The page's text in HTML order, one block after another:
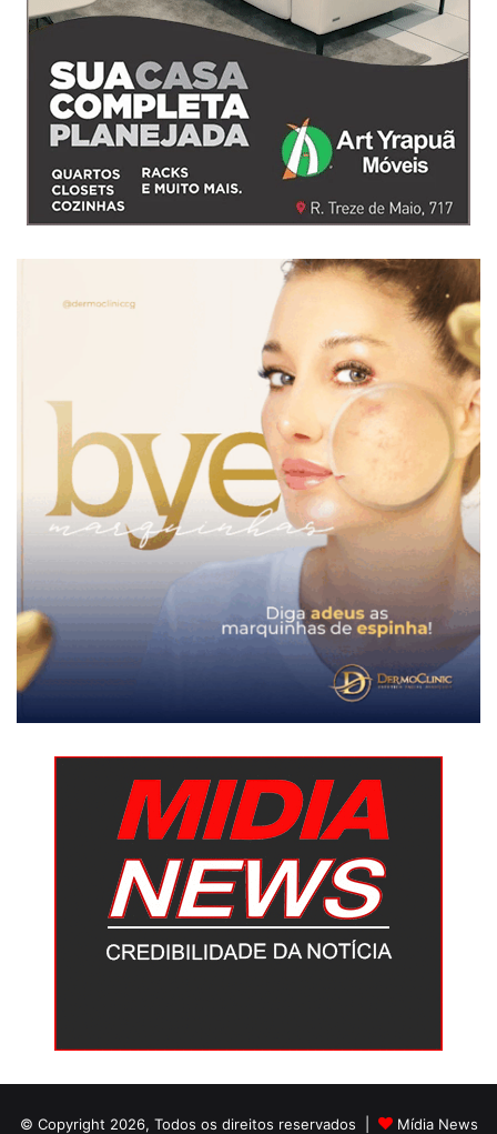
© Copyright 2026, Todos os direitos reservados | Mídia News